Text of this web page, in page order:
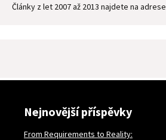
Články z let 2007 až 2013 najdete na adrese
Nejnovější příspěvky
From Requirements to Reality: